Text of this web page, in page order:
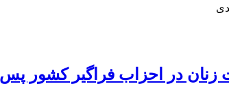
در احزاب فراگیر کشور